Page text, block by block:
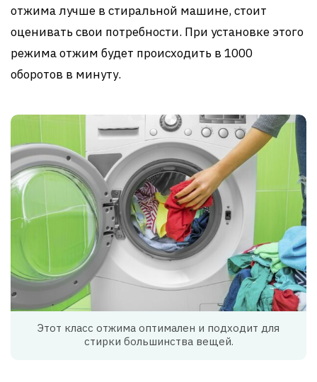
отжима лучше в стиральной машине, стоит
оценивать свои потребности. При установке этого
режима отжим будет происходить в 1000
оборотов в минуту.
Этот класс отжима оптимален и подходит для
стирки большинства вещей.